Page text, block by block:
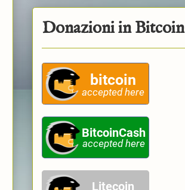
Donazioni in Bitcoin